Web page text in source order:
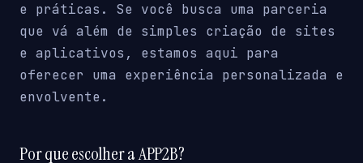
e práticas. Se você busca uma parceria
que vá além de simples criação de sites
e aplicativos, estamos aqui para
oferecer uma experiência personalizada e
envolvente.
Por que escolher a APP2B?